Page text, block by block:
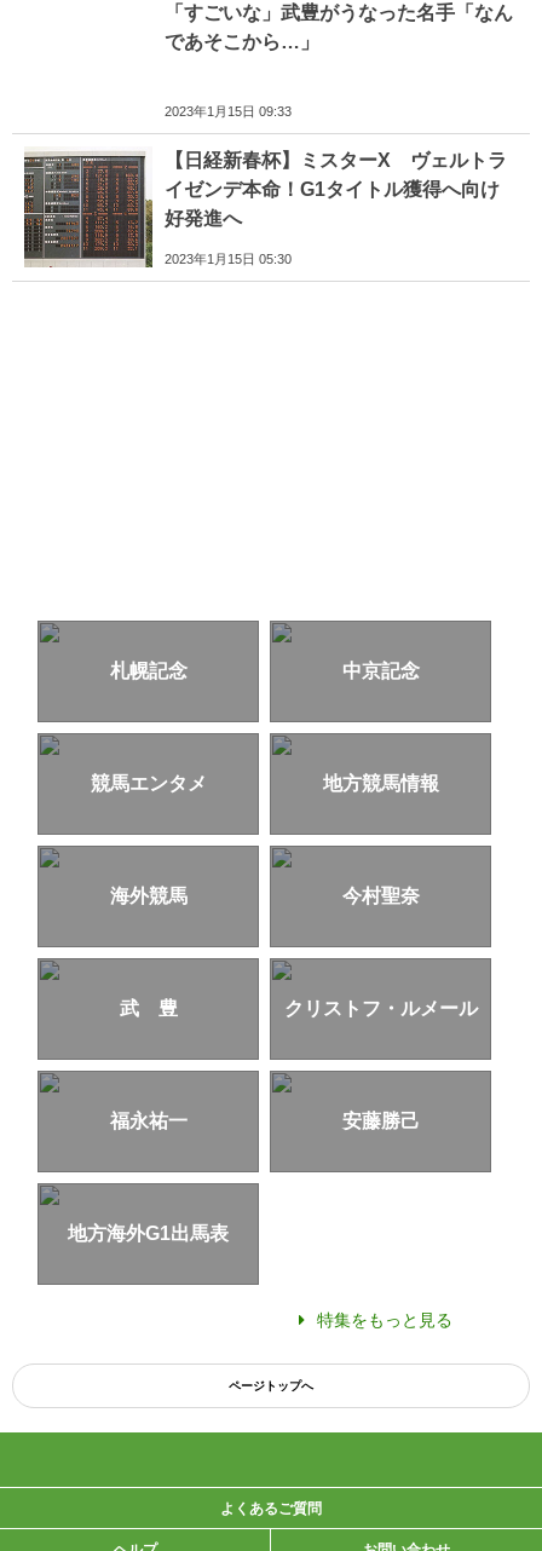
「すごいな」武豊がうなった名手「なん
であそこから…」
2023年1月15日 09:33
【日経新春杯】ミスターX ヴェルトラ
イゼンデ本命！G1タイトル獲得へ向け
好発進へ
2023年1月15日 05:30
札幌記念 中京記念
競馬エンタメ 地方競馬情報
海外競馬 今村聖奈
武 豊 クリストフ・ルメール
福永祐一 安藤勝己
地方海外G1出馬表
特集をもっと見る
ページトップへ
よくあるご質問